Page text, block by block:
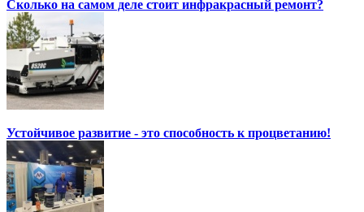
Сколько на самом деле стоит инфракрасный ремонт?
Устойчивое развитие - это способность к процветанию!